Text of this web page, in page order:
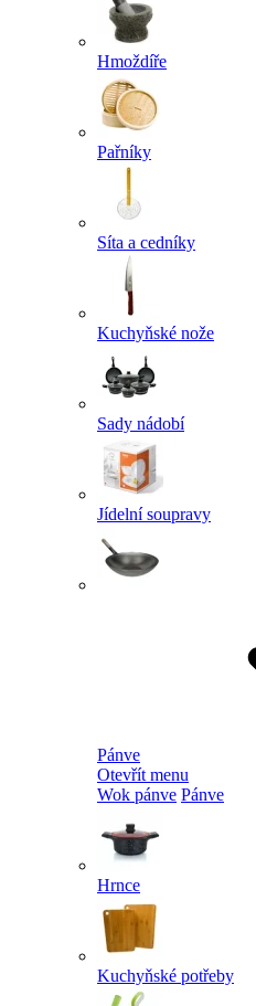
Hmoždíře
Pařníky
Síta a cedníky
Kuchyňské nože
Sady nádobí
Jídelní soupravy
Pánve
Otevřít menu
Wok pánve Pánve
Hrnce
Kuchyňské potřeby